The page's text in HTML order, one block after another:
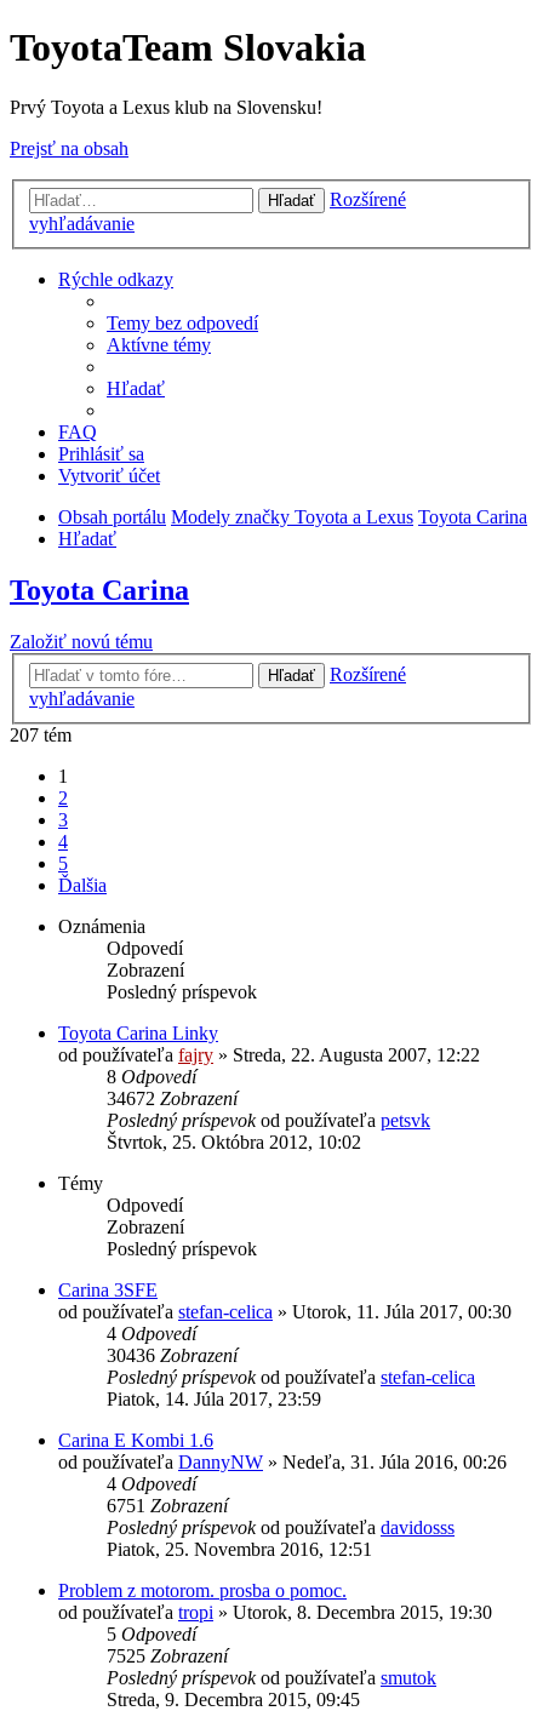
ToyotaTeam Slovakia
Prvý Toyota a Lexus klub na Slovensku!
Prejsť na obsah
Hľadať
Rozšírené
vyhľadávanie
Rýchle odkazy
Temy bez odpovedí
Aktívne témy
Hľadať
FAQ
Prihlásiť sa
Vytvoriť účet
Obsah portálu Modely značky Toyota a Lexus Toyota Carina
Hľadať
Toyota Carina
Založiť novú tému
Hľadať
Rozšírené
vyhľadávanie
207 tém
1
2
3
4
5
Ďalšia
Oznámenia
Odpovedí
Zobrazení
Posledný príspevok
Toyota Carina Linky
od používateľa fajry » Streda, 22. Augusta 2007, 12:22
8 Odpovedí
34672 Zobrazení
Posledný príspevokod používateľa petsvk
Štvrtok, 25. Októbra 2012, 10:02
Témy
Odpovedí
Zobrazení
Posledný príspevok
Carina 3SFE
od používateľa stefan-celica » Utorok, 11. Júla 2017, 00:30
4 Odpovedí
30436 Zobrazení
Posledný príspevokod používateľa stefan-celica
Piatok, 14. Júla 2017, 23:59
Carina E Kombi 1.6
od používateľa DannyNW » Nedeľa, 31. Júla 2016, 00:26
4 Odpovedí
6751 Zobrazení
Posledný príspevokod používateľa davidosss
Piatok, 25. Novembra 2016, 12:51
Problem z motorom. prosba o pomoc.
od používateľa tropi » Utorok, 8. Decembra 2015, 19:30
5 Odpovedí
7525 Zobrazení
Posledný príspevokod používateľa smutok
Streda, 9. Decembra 2015, 09:45